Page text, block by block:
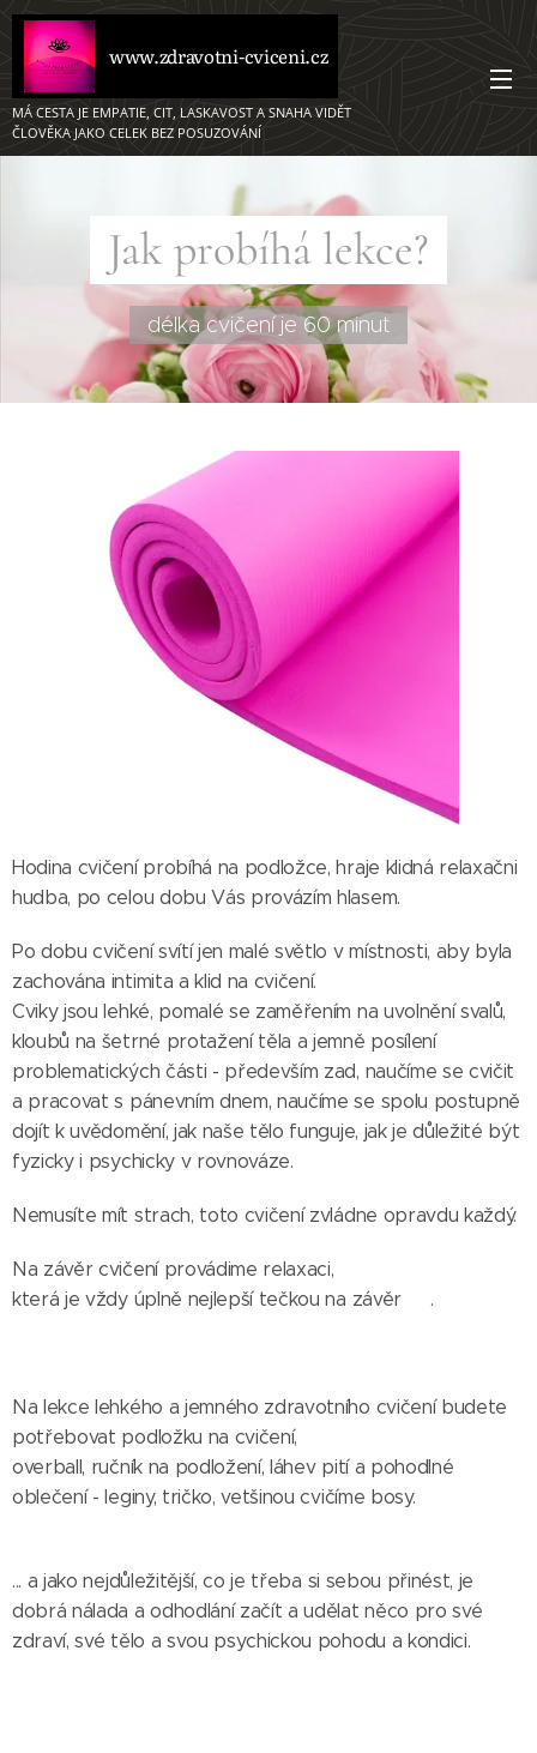
www.zdravotni-cviceni.cz
MÁ CESTA JE EMPATIE, CIT, LASKAVOST A SNAHA VIDĚT
ČLOVĚKA JAKO CELEK BEZ POSUZOVÁNÍ ❤️ ❤️
Jak probíhá lekce?
délka cvičení je 60 minut
Hodina cvičení probíhá na podložce, hraje klidná relaxačni
hudba, po celou dobu Vás provázím hlasem.
Po dobu cvičení svítí jen malé světlo v místnosti, aby byla
zachována intimita a klid na cvičení.
Cviky jsou lehké, pomalé se zaměřením na uvolnění svalů,
kloubů na šetrné protažení těla a jemně posílení
problematických části - především zad, naučíme se cvičit
a pracovat s pánevním dnem, naučíme se spolu postupně
dojít k uvědomění, jak naše tělo funguje, jak je důležité být
fyzicky i psychicky v rovnováze.
Nemusíte mít strach, toto cvičení zvládne opravdu každý.
Na závěr cvičení provádime relaxaci,
která je vždy úplně nejlepší tečkou na závěr 🤗.
Na lekce lehkého a jemného zdravotního cvičení budete
potřebovat podložku na cvičení,
overball, ručník na podložení, láhev pití a pohodlné
oblečení - leginy, tričko, vetšinou cvičíme bosy.
... a jako nejdůležitější, co je třeba si sebou přinést, je
dobrá nálada a odhodlání začít a udělat něco pro své
zdraví, své tělo a svou psychickou pohodu a kondici.